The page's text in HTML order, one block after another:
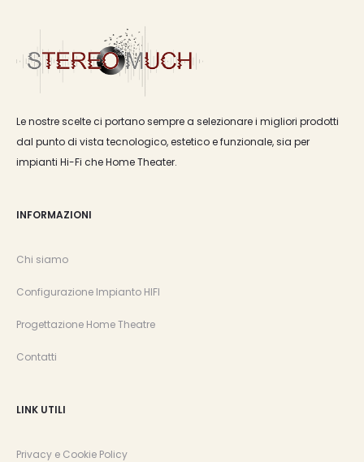
Le nostre scelte ci portano sempre a selezionare i migliori prodotti
dal punto di vista tecnologico, estetico e funzionale, sia per
impianti Hi-Fi che Home Theater.
INFORMAZIONI
Chi siamo
Configurazione Impianto HIFI
Progettazione Home Theatre
Contatti
LINK UTILI
Privacy e Cookie Policy